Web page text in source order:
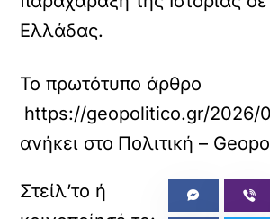
Ελλάδας.
Το πρωτότυπο άρθρο
https://geopolitico.gr/
ανήκει στο Πολιτική –